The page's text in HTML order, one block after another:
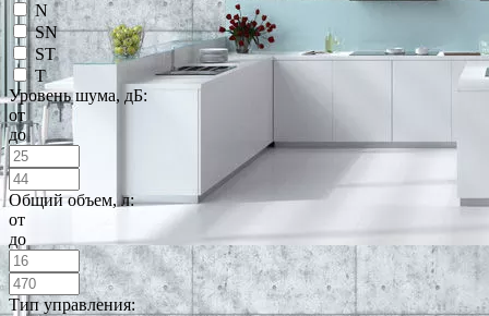
N
SN
ST
T
Уровень шума, дБ:
от
до
Общий объем, л:
от
до
Тип управления: